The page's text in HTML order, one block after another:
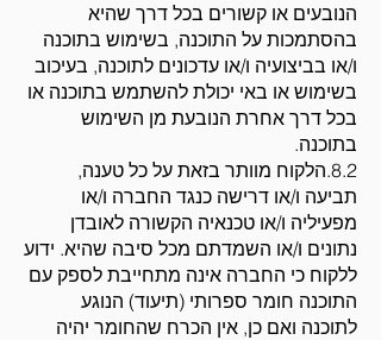
הנובעים או קשורים בכל דרך שהיא
בהסתמכות על התוכנה, בשימוש בתוכנה
ו/או בביצועיה ו/או עדכונים לתוכנה, בעיכוב
בשימוש או באי יכולת להשתמש בתוכנה או
בכל דרך אחרת הנובעת מן השימוש
בתוכנה.
8.2.הלקוח מוותר בזאת על כל טענה,
תביעה ו/או דרישה כנגד החברה ו/או
מפעיליה ו/או טכנאיה הקשורה לאובדן
נתונים ו/או השמדתם מכל סיבה שהיא. ידוע
ללקוח כי החברה אינה מתחייבת לספק עם
התוכנה חומר ספרותי (תיעוד) הנוגע
לתוכנה ואם כן, אין הכרח שהחומר יהיה